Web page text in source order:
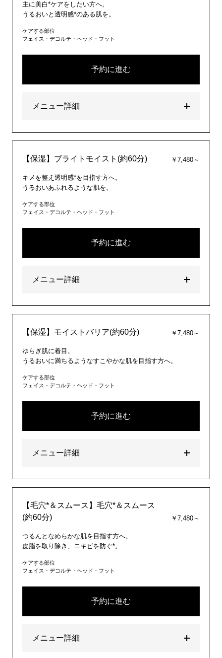
主に美白*ケアをしたい方へ。
うるおいと透明感*のある肌を。
ケアする部位
フェイス・デコルテ・ヘッド・フット
予約に進む
メニュー詳細
【保湿】ブライトモイスト(約60分) ￥7,480～
キメを整え透明感*を目指す方へ。
うるおいあふれるような肌を。
ケアする部位
フェイス・デコルテ・ヘッド・フット
予約に進む
メニュー詳細
【保湿】モイストバリア(約60分) ￥7,480～
ゆらぎ肌に着目。
うるおいに満ちるようなすこやかな肌を目指す方へ。
ケアする部位
フェイス・デコルテ・ヘッド・フット
予約に進む
メニュー詳細
【毛穴*＆スムース】毛穴*＆スムース
(約60分)
￥7,480～
つるんとなめらかな肌を目指す方へ。
皮脂を取り除き、ニキビを防ぐ*。
ケアする部位
フェイス・デコルテ・ヘッド・フット
予約に進む
メニュー詳細